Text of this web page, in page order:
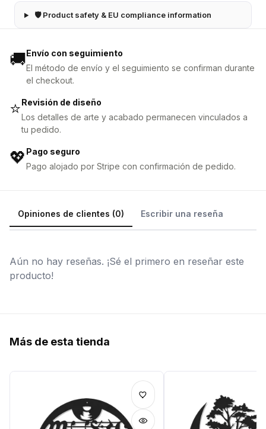
🛡 Product safety & EU compliance information
🚚Envío con seguimiento
El método de envío y el seguimiento se confirman durante
el checkout.
⭐Revisión de diseño
Los detalles de arte y acabado permanecen vinculados a
tu pedido.
💖 Pago seguro
Pago alojado por Stripe con confirmación de pedido.
Opiniones de clientes (0) Escribir una reseña
Aún no hay reseñas. ¡Sé el primero en reseñar este
producto!
Más de esta tienda